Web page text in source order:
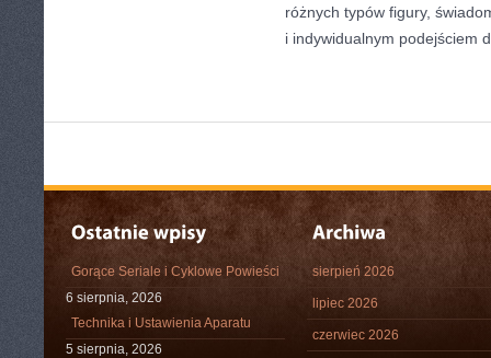
różnych typów figury,
i indywidualnym podejściem
Gorące Seriale i Cyklowe Powieści
6 sierpnia, 2026
Technika i Ustawienia Aparatu
5 sierpnia, 2026
sierpień 2026
lipiec 2026
czerwiec 2026